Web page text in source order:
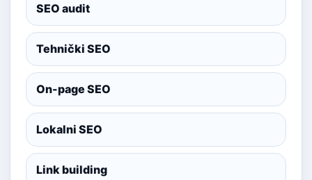
SEO audit
Tehnički SEO
On-page SEO
Lokalni SEO
Link building